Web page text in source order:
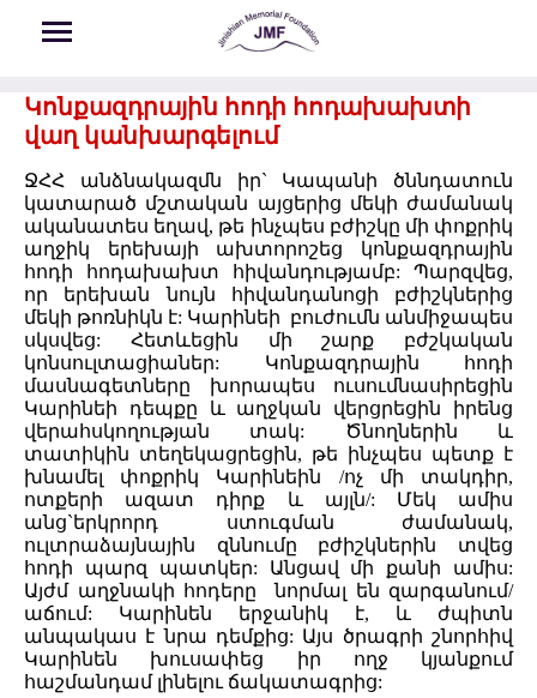
Կոնքազդրային հոդի հոդախախտի
վաղ կանխարգելում
ՋՀՀ անձնակազմն իր` Կապանի ծննդատուն
կատարած մշտական այցերից մեկի ժամանակ
ականատես եղավ, թե ինչպես բժիշկը մի փոքրիկ
աղջիկ երեխայի ախտորոշեց կոնքազդրային
հոդի հոդախախտ հիվանդությամբ: Պարզվեց,
որ երեխան նույն հիվանդանոցի բժիշկներից
մեկի թոռնիկն է: Կարինեի բուժումն անմիջապես
սկսվեց: Հետևեցին մի շարք բժշկական
կոնսուլտացիաներ: Կոնքազդրային հոդի
մասնագետները խորապես ուսումնասիրեցին
Կարինեի դեպքը և աղջկան վերցրեցին իրենց
վերահսկողության տակ: Ծնողներին և
տատիկին տեղեկացրեցին, թե ինչպես պետք է
խնամել փոքրիկ Կարինեին /ոչ մի տակդիր,
ոտքերի ազատ դիրք և այլն/: Մեկ ամիս
անց`երկրորդ ստուգման ժամանակ,
ուլտրաձայնային զննումը բժիշկներին տվեց
հոդի պարզ պատկեր: Անցավ մի քանի ամիս:
Այժմ աղջնակի հոդերը նորմալ են զարգանում/
աճում: Կարինեն երջանիկ է, և ժպիտն
անպակաս է նրա դեմքից: Այս ծրագրի շնորհիվ
Կարինեն խուսափեց իր ողջ կյանքում
հաշմանդամ լինելու ճակատագրից: